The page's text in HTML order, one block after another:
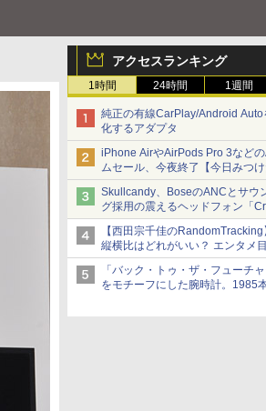
アクセスランキング
1時間 24時間 1週間
純正の有線CarPlay/Android Auto
化するアダプタ
iPhone AirやAirPods Pro 3など
ムセール、今夜終了【今日みつ
品】
Skullcandy、BoseのANCとサウ
グ採用の震えるヘッドフォン「
ANC」
【西田宗千佳のRandomTracking
縦横比はどれがいい？ エンタメ
サムスン新「Galaxy Z Fold」
「バック・トゥ・ザ・フューチ
をモチーフにした腕時計。1985